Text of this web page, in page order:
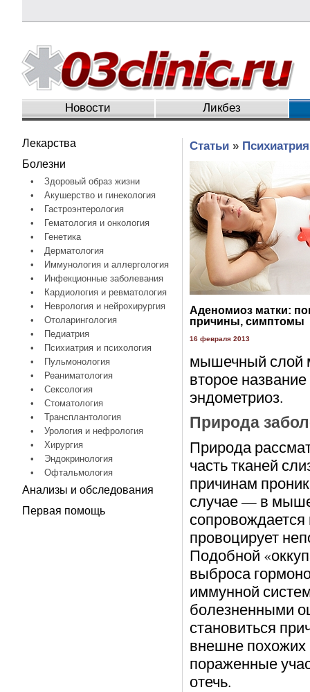
Новости Ликбез
Лекарства
Болезни
•
Здоровый образ жизни
•
Акушерство и гинекология
•
Гастроэнтерология
•
Гематология и онкология
•
Генетика
•
Дерматология
•
Иммунология и аллергология
•
Инфекционные заболевания
•
Кардиология и ревматология
•
Неврология и нейрохирургия
•
Отоларингология
•
Педиатрия
•
Психиатрия и психология
•
Пульмонология
•
Реаниматология
•
Сексология
•
Стоматология
•
Трансплантология
•
Урология и нефрология
•
Хирургия
•
Эндокринология
•
Офтальмология
Анализы и обследования
Первая помощь
Статьи»
Аденомиоз матки:
причины, симптомы
16 февраля 2013
мышечный слой
второе
эндометриоз.
Природа
Природа
часть тканей
причинам
случае — в
провоцирует
Подобной
выброса
иммунной
болезненными
становиться
внешне похожих
пораженные
отечь.